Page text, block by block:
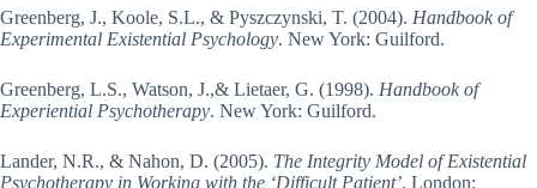
Greenberg, J., Koole, S.L., & Pyszczynski, T. (2004). Handbook of
Experimental Existential Psychology. New York: Guilford.
Greenberg, L.S., Watson, J.,& Lietaer, G. (1998). Handbook of
Experiential Psychotherapy. New York: Guilford.
Lander, N.R., & Nahon, D. (2005). The Integrity Model of Existential
Psychotherapy in Working with the ‘Difficult Patient’. London: